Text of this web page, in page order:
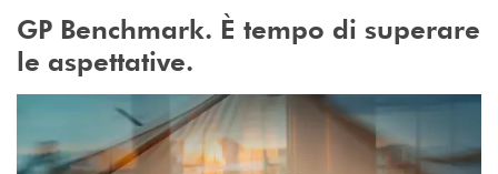
GP Benchmark. È tempo di superare
le aspettative.